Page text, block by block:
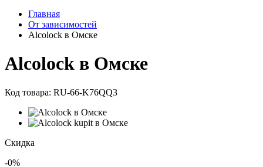
Главная
От зависимостей
Alcolock в Омске
Alcolock в Омске
Код товара: RU-66-K76QQ3
Скидка
-0%